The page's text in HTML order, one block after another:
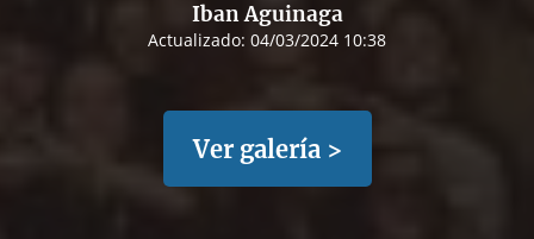
Iban Aguinaga
Actualizado: 04/03/2024 10:38
Ver galería >